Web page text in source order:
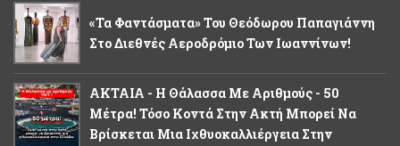
«Τα Φαντάσματα» Του Θεόδωρου Παπαγιάννη
Στο Διεθνές Αεροδρόμιο Των Ιωαννίνων!
ΑΚΤΑΙΑ - Η Θάλασσα Με Αριθμούς - 50
Μέτρα! Τόσο Κοντά Στην Ακτή Μπορεί Να
Βρίσκεται Μια Ιχθυοκαλλιέργεια Στην